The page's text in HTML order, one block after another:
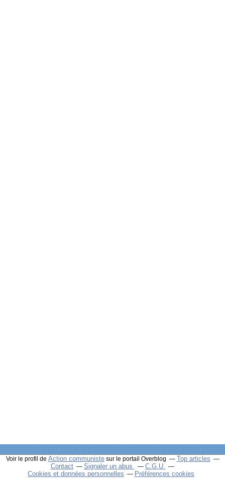
Voir le profil de Action communistesur le portail Overblog
Top articles
Contact
Signaler un abus
C.G.U.
Cookies et données personnelles
Préférences cookies